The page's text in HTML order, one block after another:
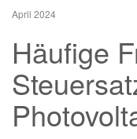
April 2024
Häufige